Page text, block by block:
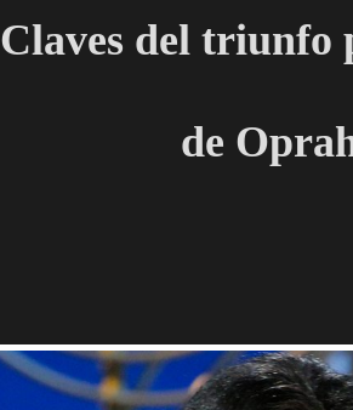
Claves del triunfo
de